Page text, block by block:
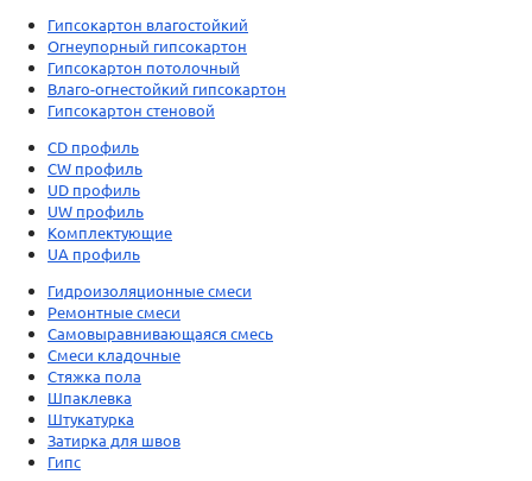
Гипсокартон влагостойкий
Огнеупорный гипсокартон
Гипсокартон потолочный
Влаго-огнестойкий гипсокартон
Гипсокартон стеновой
CD профиль
CW профиль
UD профиль
UW профиль
Комплектующие
UA профиль
Гидроизоляционные смеси
Ремонтные смеси
Самовыравнивающаяся смесь
Смеси кладочные
Стяжка пола
Шпаклевка
Штукатурка
Затирка для швов
Гипс